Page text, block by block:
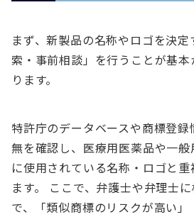
まず、新製品の名称やロゴを決
索・事前相談」を行うことが基
ります。
特許庁のデータベースや商標登
無を確認し、医療用医薬品や一
に使用されている名称・ロゴと
ます。 ここで、弁護士や弁理士
で、「類似商標のリスクが高い